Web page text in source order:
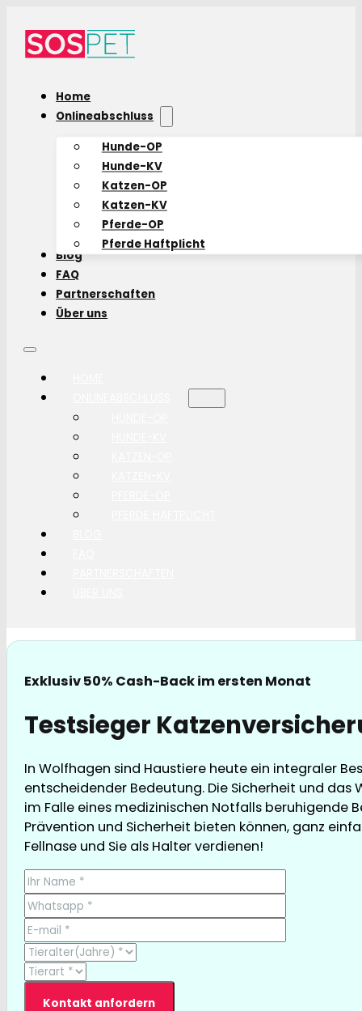
Home
Onlineabschluss
Hunde-OP
Hunde-KV
Katzen-OP
Katzen-KV
Pferde-OP
Pferde Haftplicht
Blog
FAQ
Partnerschaften
Über uns
Exklusiv 50% Cash-Back im ersten Monat
Testsieger
In Wolfhagen sind Haustiere heute ein integraler
entscheidender Bedeutung. Die Sicherheit und das
im Falle eines medizinischen Notfalls beruhigende
Prävention und Sicherheit bieten können, ganz
Fellnase und Sie als Halter verdienen!
Kontakt anfordern